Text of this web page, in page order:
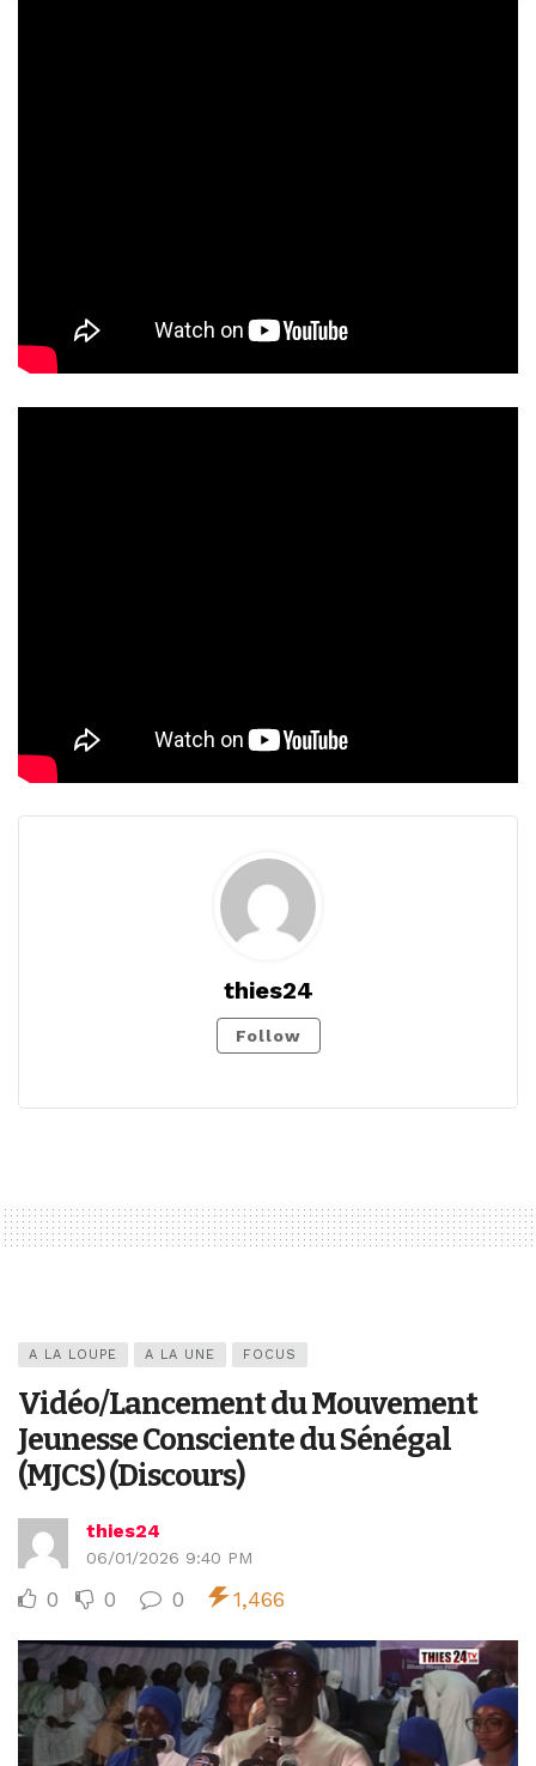
thies24
Follow
A LA LOUPE A LA UNE FOCUS
Vidéo/Lancement du Mouvement
Jeunesse Consciente du Sénégal
(MJCS) (Discours)
thies24
06/01/2026 9:40 PM
0 0 0 1,466